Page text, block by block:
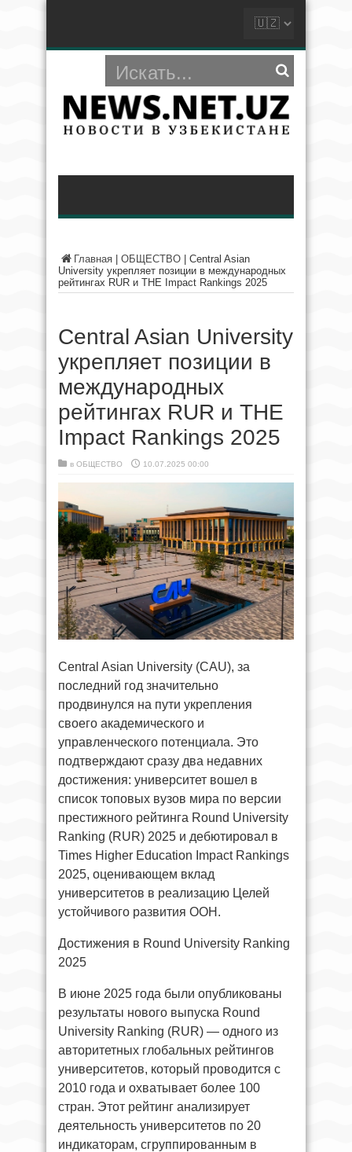
Главная ОБЩЕСТВО
Central Asian
University укрепляет позиции в международных
рейтингах RUR и THE Impact Rankings 2025
Central Asian University
укрепляет позиции в
международных
рейтингах RUR и THE
Impact Rankings 2025
в ОБЩЕСТВО 10.07.2025 00:00
Central Asian University (CAU), за
последний год значительно
продвинулся на пути укрепления
своего академического и
управленческого потенциала. Это
подтверждают сразу два недавних
достижения: университет вошел в
список топовых вузов мира по версии
престижного рейтинга Round University
Ranking (RUR) 2025 и дебютировал в
Times Higher Education Impact Rankings
2025, оценивающем вклад
университетов в реализацию Целей
устойчивого развития ООН.
Достижения в Round University Ranking
2025
В июне 2025 года были опубликованы
результаты нового выпуска Round
University Ranking (RUR) — одного из
авторитетных глобальных рейтингов
университетов, который проводится с
2010 года и охватывает более 100
стран. Этот рейтинг анализирует
деятельность университетов по 20
индикаторам, сгруппированным в